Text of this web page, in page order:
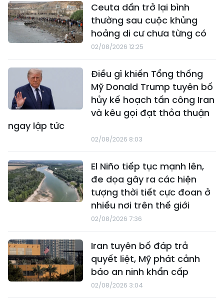
Ceuta dần trở lại bình
thường sau cuộc khủng
hoảng di cư chưa từng có
02/08/2026 12:25
Điều gì khiến Tổng thống
Mỹ Donald Trump tuyên bố
hủy kế hoạch tấn công Iran
và kêu gọi đạt thỏa thuận
ngay lập tức
02/08/2026 8:03
El Niño tiếp tục mạnh lên,
đe dọa gây ra các hiện
tượng thời tiết cực đoan ở
nhiều nơi trên thế giới
02/08/2026 7:36
Iran tuyên bố đáp trả
quyết liệt, Mỹ phát cảnh
báo an ninh khẩn cấp
02/08/2026 3:04